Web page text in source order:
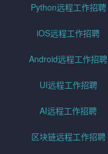
Python远程工作招聘
iOS远程工作招聘
Android远程工作招聘
UI远程工作招聘
AI远程工作招聘
区块链远程工作招聘